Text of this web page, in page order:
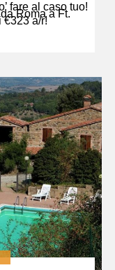
fare al caso tuo!
Roma a Ft.
€323 a/r!